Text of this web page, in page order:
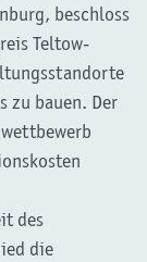
beschloss
Teltow-
zu bauen. Der
des
die